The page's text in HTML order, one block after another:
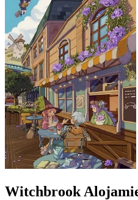
Witchbrook